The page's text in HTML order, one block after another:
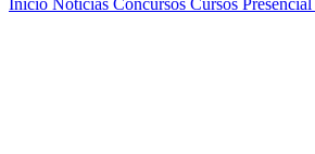
Início Notícias Concursos Cursos Presencial